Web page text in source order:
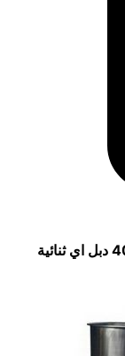
ماكينات تعبئة الشامبو والمنظفات موديل 404 دبل اي ثنائية